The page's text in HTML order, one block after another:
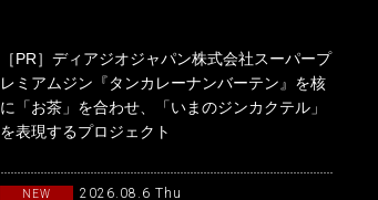
［PR］ディアジオジャパン株式会社スーパープ
レミアムジン『タンカレーナンバーテン』を核
に「お茶」を合わせ、「いまのジンカクテル」
を表現するプロジェクト
NEW 2026.08.6 Thu